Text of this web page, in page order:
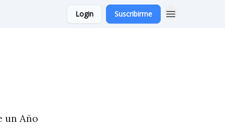
Login Suscribirme
un Año